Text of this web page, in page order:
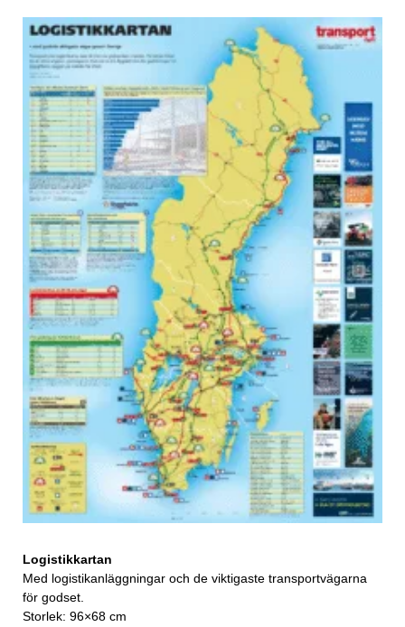
Logistikkartan
Med logistikanläggningar och de viktigaste transportvägarna
för godset.
Storlek: 96×68 cm